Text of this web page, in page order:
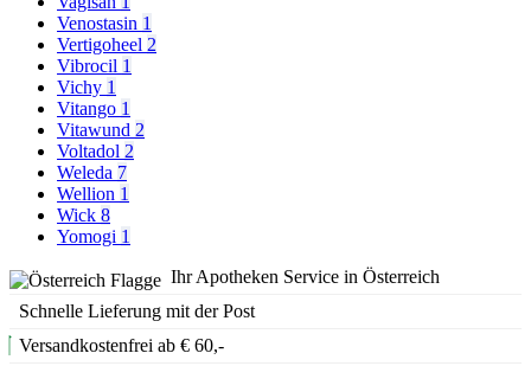
Venostasin 1
Vertigoheel 2
Vibrocil 1
Vichy 1
Vitango 1
Vitawund 2
Voltadol 2
Weleda 7
Wellion 1
Wick 8
Yomogi 1
Ihr Apotheken Service in Österreich
Schnelle Lieferung mit der Post
Versandkostenfrei ab € 60,-